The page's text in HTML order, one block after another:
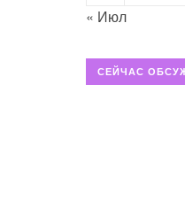
« Июл
СЕЙЧАС